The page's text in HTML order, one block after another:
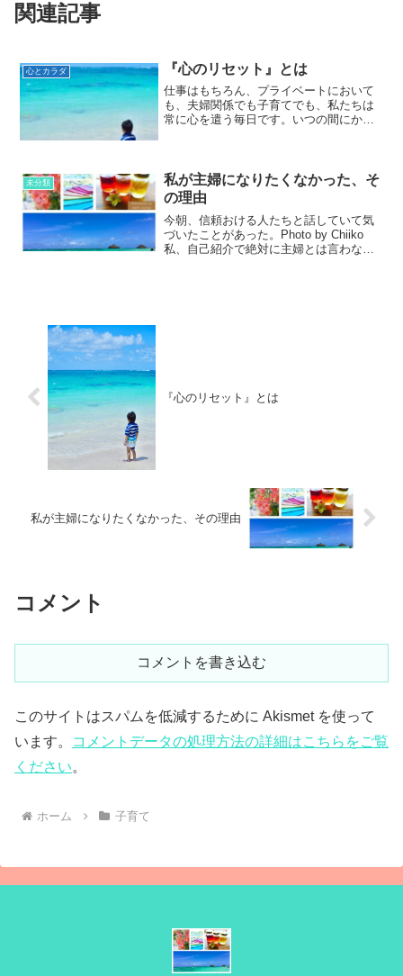
関連記事
心とカラダ 『心のリセット』とは
仕事はもちろん、プライベートにおいて
も、夫婦関係でも子育てでも、私たちは
常に心を遣う毎日です。いつの間にか張
いきます。そしていつしか...
未分類
私が主婦になりたくなかった、そ
の理由
今朝、信頼おける人たちと話していて気
づいたことがあった。Photo by Chiiko
私、自己紹介で絶対に主婦とは言わない
『心のリセット』とは
私が主婦になりたくなかった、その理由
コメント
コメントを書き込む
このサイトはスパムを低減するために Akismet を使って
います。
コメントデータの処理方法の詳細はこちらをご覧
ください。
ホーム 子育て